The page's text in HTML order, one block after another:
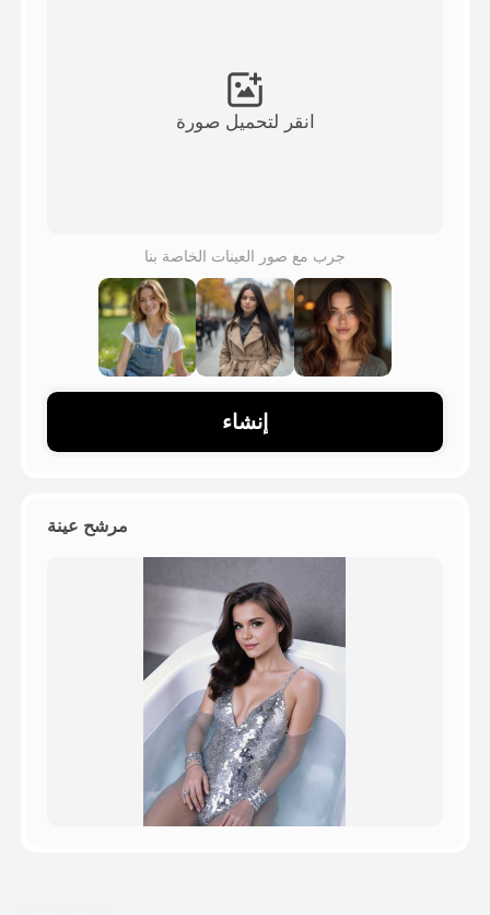
شاهد جميع القوالب
الاستعراض
المدونة
انقر لتحميل صورة
جرب مع صور العينات الخاصة بنا
إنشاء
مرشح عينة